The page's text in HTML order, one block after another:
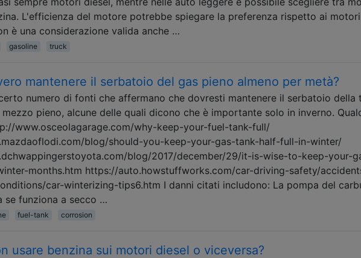
L'efficienza del motore potrebbe spiegare la preferenza rispetto ai motori
è una considerazione valida anche …
gasoline truck
mantenere il serbatoio del gas pieno almeno per metà?
numero di fonti che affermano che dovresti mantenere il serbatoio della
pieno, alcune delle quali dicono che è importante solo in inverno.
www.osceolagarage.com/why-keep-your-fuel-tank-full/
blog/should-you-keep-your-gas-tank-half-full-in-winter/
blog/2017/december/29/it-is-wise-to-keep-your-
months.htm https://auto.howstuffworks.com/car-driving-safety/
car-winterizing-tips6.htm I danni citati includono: La pompa del
se funziona a secco …
fuel-tank corrosion
usare benzina sui motori diesel o viceversa?